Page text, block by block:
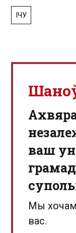
ІЧУ
ваш
Мы хочам
вас.